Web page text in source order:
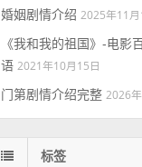
婚姻剧情介绍 2025年11月
《我和我的祖国》-电影
语 2021年10月15日
门第剧情介绍完整 2026
标签